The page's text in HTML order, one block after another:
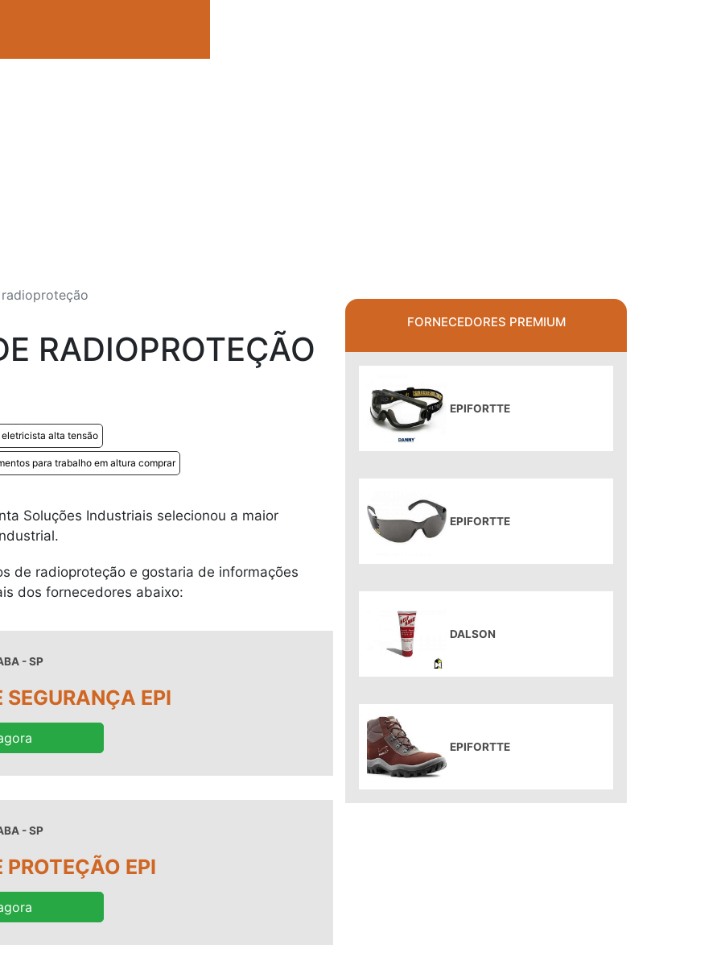
RADIOPROTEÇÃO
eletricista alta tensão
para trabalho em altura comprar
Soluções Industriais selecionou a maior
de radioproteção e gostaria de informações
dos fornecedores abaixo:
- SP
SEGURANÇA EPI
- SP
PROTEÇÃO EPI
FORNECEDORES PREMIUM
EPIFORTTE
EPIFORTTE
DALSON
EPIFORTTE